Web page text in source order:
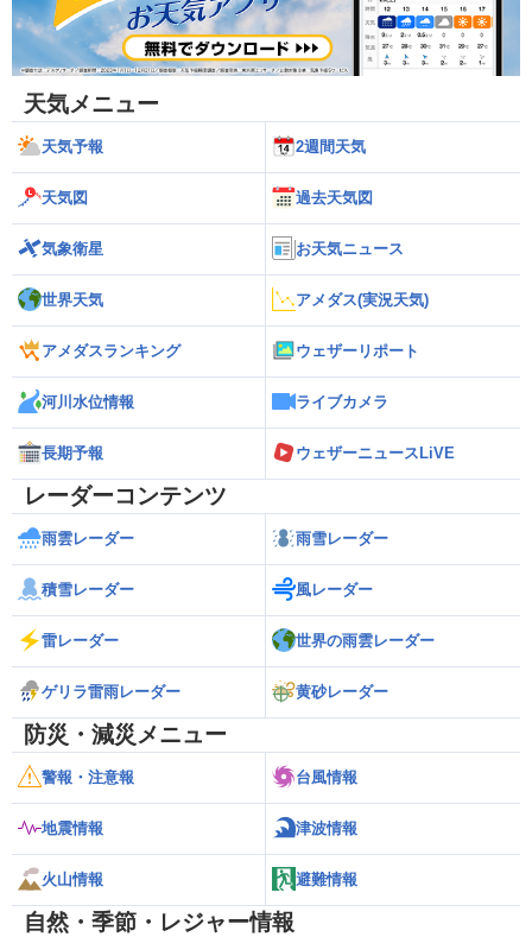
天気メニュー
天気予報 2週間天気
天気図 過去天気図
気象衛星 お天気ニュース
世界天気 アメダス(実況天気)
アメダスランキング ウェザーリポート
河川水位情報 ライブカメラ
長期予報 ウェザーニュースLiVE
レーダーコンテンツ
雨雲レーダー 雨雪レーダー
積雪レーダー 風レーダー
雷レーダー 世界の雨雲レーダー
ゲリラ雷雨レーダー 黄砂レーダー
防災・減災メニュー
警報・注意報 台風情報
地震情報 津波情報
火山情報 避難情報
自然・季節・レジャー情報